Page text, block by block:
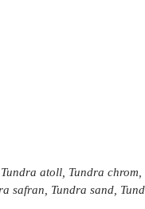
atoll, Tundra
safran, Tundra sand,